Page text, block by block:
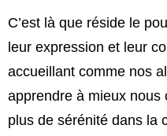
C’est là que réside le
leur expression et leur
accueillant comme nos
apprendre à mieux
plus de sérénité dans la